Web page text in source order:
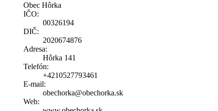
Obec Hôrka
IČO:
00326194
DIČ:
2020674876
Adresa:
Hôrka 141
Telefón:
+4210527793461
E-mail:
obechorka@obechorka.sk
Web: